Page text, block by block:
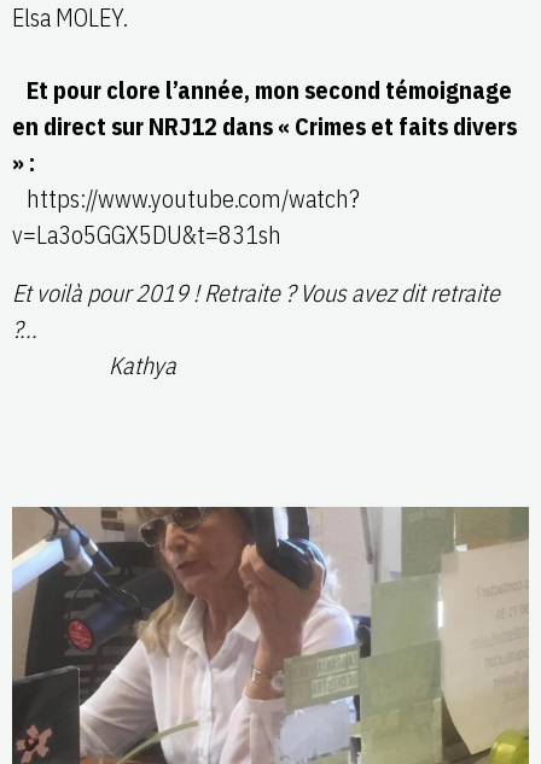
Elsa MOLEY.
Et pour clore l’année, mon second témoignage
en direct sur NRJ12 dans « Crimes et faits divers
» :
https://www.youtube.com/watch?
v=La3o5GGX5DU&t=831sh
Et voilà pour 2019 ! Retraite ? Vous avez dit retraite
?...
Kathya